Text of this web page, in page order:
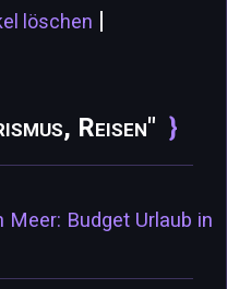
löschen |
Reisen"
Meer: Budget Urlaub in